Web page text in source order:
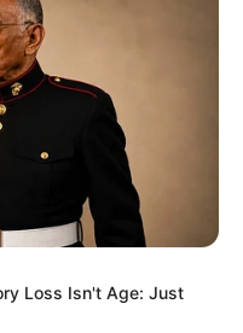
Loss Isn't Age: Just